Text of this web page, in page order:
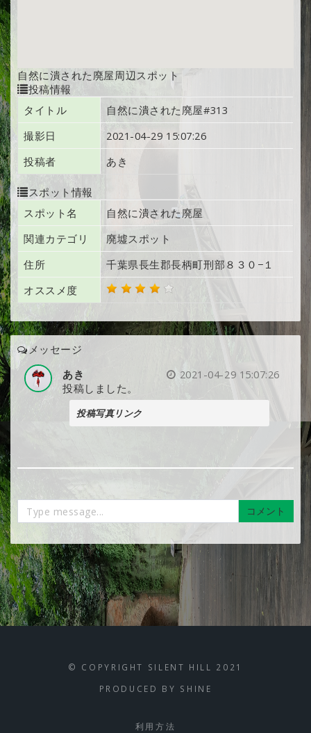
自然に潰された廃屋周辺スポット
投稿情報
タイトル
自然に潰された廃屋#313
撮影日
2021-04-29 15:07:26
投稿者
あき
スポット情報
スポット名
自然に潰された廃屋
関連カテゴリ
廃墟スポット
住所
千葉県長生郡長柄町刑部８３０−１
オススメ度
メッセージ
2021-04-29 15:07:26
あき
投稿しました。
投稿写真リンク
コメント
© COPYRIGHT SILENT HILL 2021
PRODUCED BY SHINE
利用方法